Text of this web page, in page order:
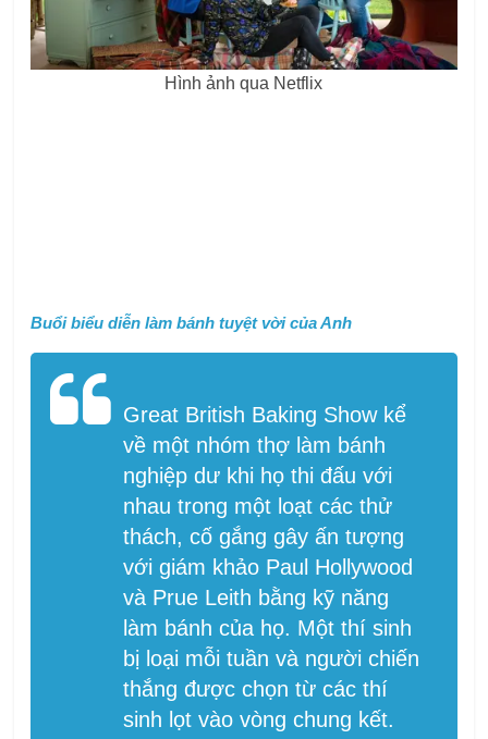
Hình ảnh qua Netflix
Buổi biểu diễn làm bánh tuyệt vời của Anh
Great British Baking Show kể
về một nhóm thợ làm bánh
nghiệp dư khi họ thi đấu với
nhau trong một loạt các thử
thách, cố gắng gây ấn tượng
với giám khảo Paul Hollywood
và Prue Leith bằng kỹ năng
làm bánh của họ. Một thí sinh
bị loại mỗi tuần và người chiến
thắng được chọn từ các thí
sinh lọt vào vòng chung kết.